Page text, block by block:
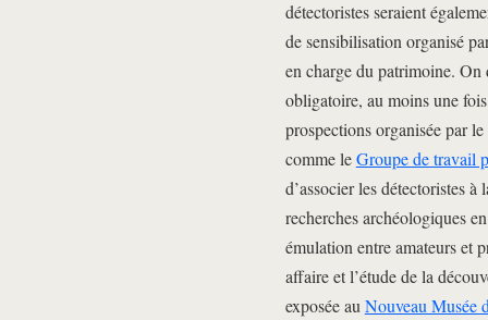
détectoristes seraient
de sensibilisation organisé
en charge du patrimoine.
obligatoire, au moins une
prospections organisée par
comme leGroupe de travail
d’associer les détectoristes
recherches archéologiques
émulation entre amateurs et
affaire et l’étude de la
exposée au Nouveau Musée